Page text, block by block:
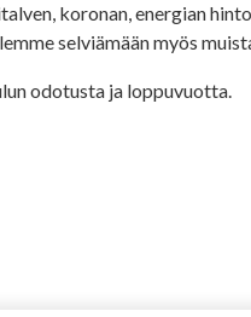
koronan, energian
selviämään myös
odotusta ja loppuvuotta.